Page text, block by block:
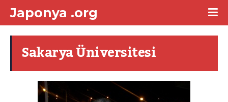
Japonya .org
Sakarya Üniversitesi